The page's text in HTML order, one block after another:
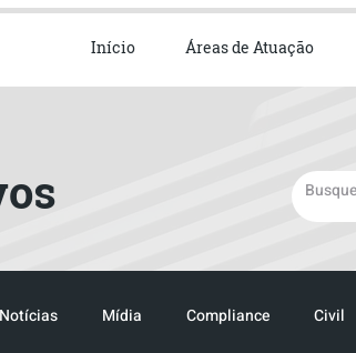
Início Áreas de Atuação
Notícias Mídia Compliance Civil